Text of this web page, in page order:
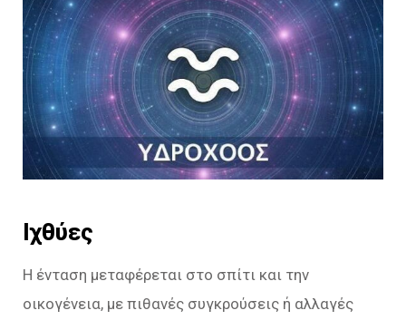
Ιχθύες
Η ένταση μεταφέρεται στο σπίτι και την
οικογένεια, με πιθανές συγκρούσεις ή αλλαγές